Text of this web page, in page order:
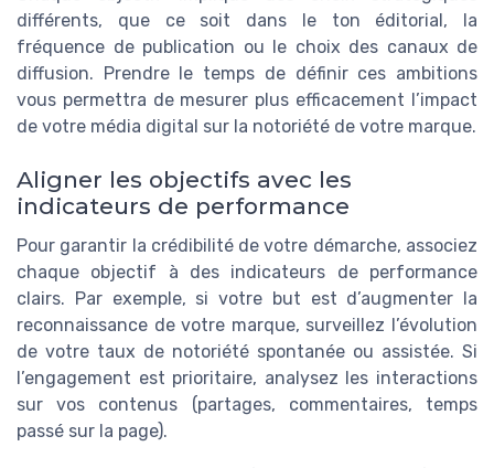
différents, que ce soit dans le ton éditorial, la
fréquence de publication ou le choix des canaux de
diffusion. Prendre le temps de définir ces ambitions
vous permettra de mesurer plus efficacement l’impact
de votre média digital sur la notoriété de votre marque.
Aligner les objectifs avec les
indicateurs de performance
Pour garantir la crédibilité de votre démarche, associez
chaque objectif à des indicateurs de performance
clairs. Par exemple, si votre but est d’augmenter la
reconnaissance de votre marque, surveillez l’évolution
de votre taux de notoriété spontanée ou assistée. Si
l’engagement est prioritaire, analysez les interactions
sur vos contenus (partages, commentaires, temps
passé sur la page).